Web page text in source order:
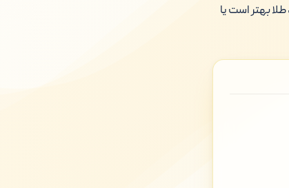
بهتر است یا